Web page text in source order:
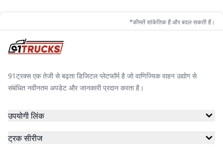
*कीमतें सांकेतिक हैं और बदल सकती हैं।
91ट्रक्स एक तेजी से बढ़ता डिजिटल प्लेटफॉर्म है जो वाणिज्यिक वाहन उद्योग से
संबंधित नवीनतम अपडेट और जानकारी प्रदान करता है।
उपयोगी लिंक
ट्रक सीरीज